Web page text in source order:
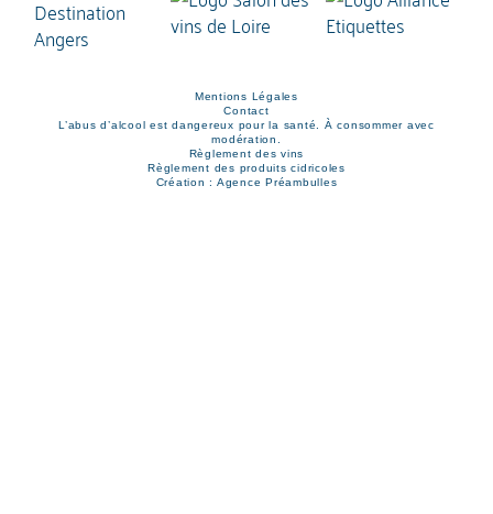
Mentions Légales
Contact
L’abus d’alcool est dangereux pour la santé. À consommer avec
modération.
Règlement des vins
Règlement des produits cidricoles
Création : Agence Préambulles